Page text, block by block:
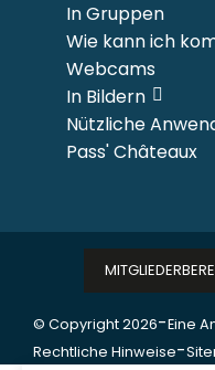
In Gruppen
Wie kann ich
Webcams
In Bildern
Nützliche
Pass' Châteaux
© Copyright 2026-Eine
Rechtliche Hinweise-